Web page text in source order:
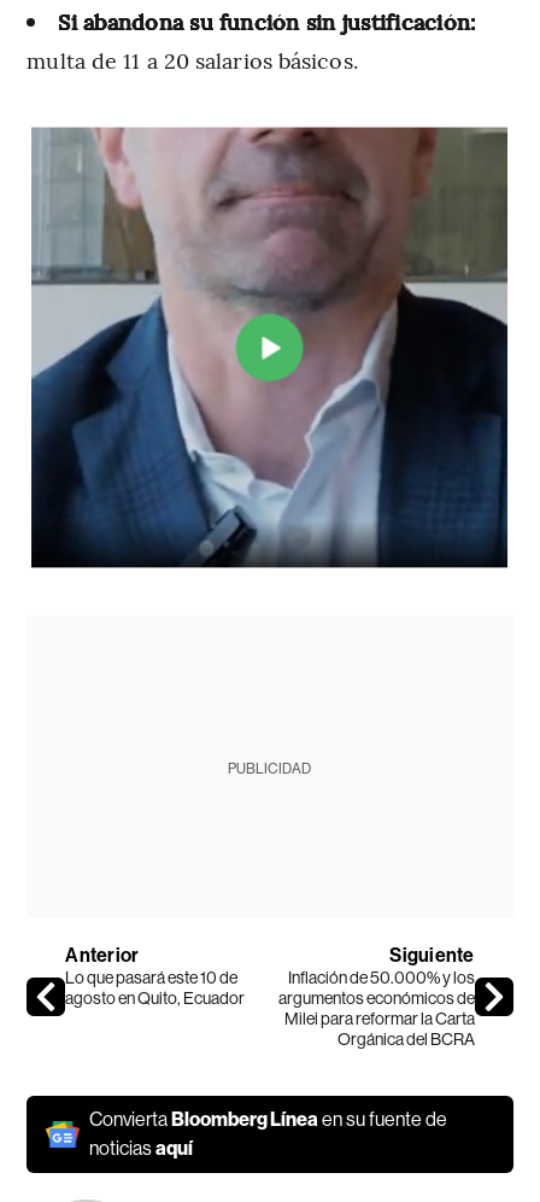
Si abandona su función sin justificación:
multa de 11 a 20 salarios básicos.
PUBLICIDAD
Anterior
Lo que pasará este 10 de
agosto en Quito, Ecuador
Siguiente
Inflación de 50.000% y los
argumentos económicos de
Milei para reformar la Carta
Orgánica del BCRA
ConviertaBloomberg Líneaen su fuente de
noticiasaquí